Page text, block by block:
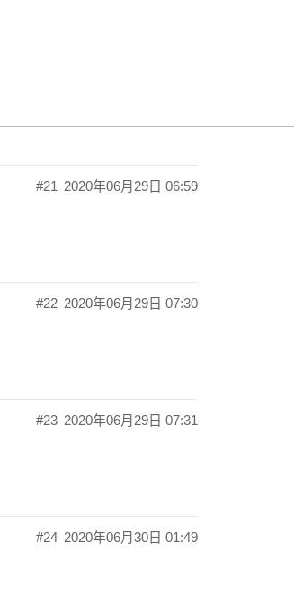
2020年06月29日 06:59
#21
2020年06月29日 07:30
#22
2020年06月29日 07:31
#23
2020年06月30日 01:49
#24